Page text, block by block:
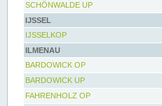
SCHÖNWALDE UP
IJSSEL
IJSSELKOP
ILMENAU
BARDOWICK OP
BARDOWICK UP
FAHRENHOLZ OP